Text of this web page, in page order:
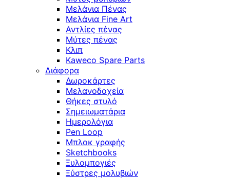
Μελάνια Πένας
Μελάνια Fine Art
Αντλίες πένας
Μύτες πένας
Κλιπ
Kaweco Spare Parts
Διάφορα
Δωροκάρτες
Μελανοδοχεία
Θήκες στυλό
Σημειωματάρια
Ημερολόγια
Pen Loop
Μπλοκ γραφής
Sketchbooks
Ξυλομπογιές
Ξύστρες μολυβιών